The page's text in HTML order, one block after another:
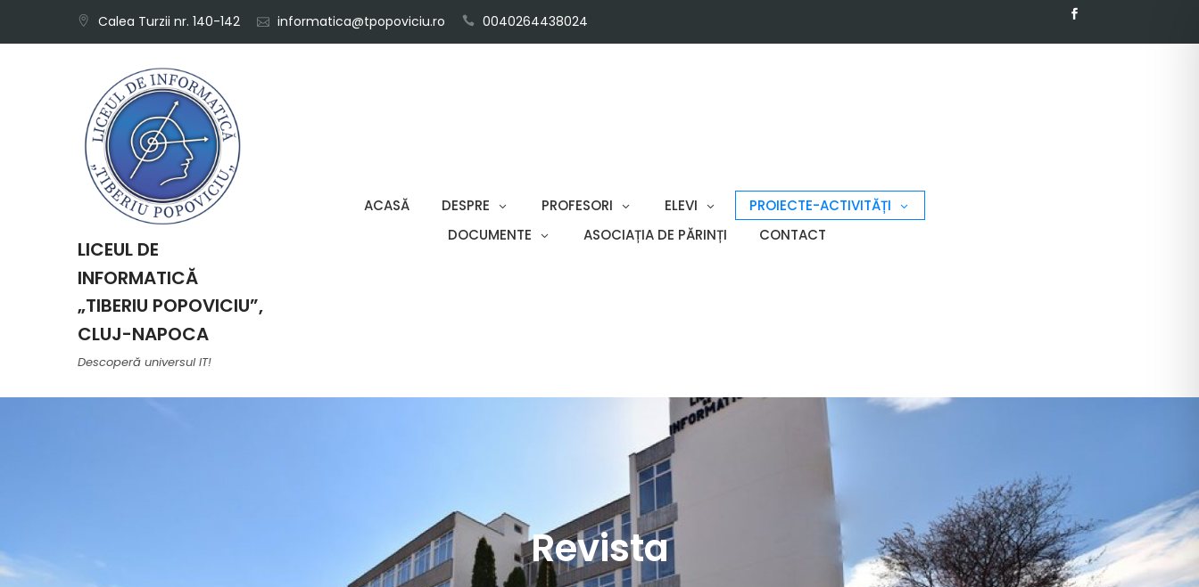
Calea Turzii nr. 140-142 informatica@tpopoviciu.ro 0040264438024
LICEUL DE
INFORMATICĂ
„TIBERIU POPOVICIU”,
CLUJ-NAPOCA
Descoperă universul IT!
ACASĂ DESPRE PROFESORI ELEVI
PROIECTE-ACTIVITĂȚI
DOCUMENTE
ASOCIAȚIA DE PĂRINȚI CONTACT
Revista